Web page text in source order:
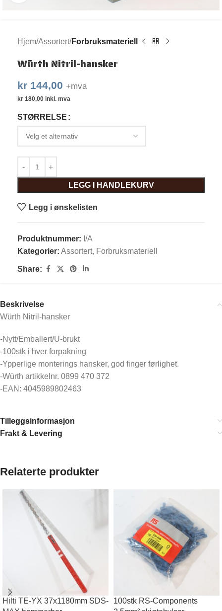
Hjem Assortert Forbruksmateriell
Würth Nitril-hansker
kr 144,00 +mva
kr 180,00 inkl. mva
STØRRELSE
LEGG I HANDLEKURV
Legg i ønskelisten
Produktnummer: I/A
Kategorier: Assortert, Forbruksmateriell
Share:
Beskrivelse
Würth Nitril-hansker
-Nytt/Emballert/U-brukt
-100stk i hver forpakning
-Ypperlige monterings hansker, god finger førlighet.
-Würth artikkelnr. 0899 470 372
-EAN: 4045989802463
Tilleggsinformasjon
Frakt & Levering
Relaterte produkter
Hilti TE-YX 37x1180mm SDS-
100stk RS-Components